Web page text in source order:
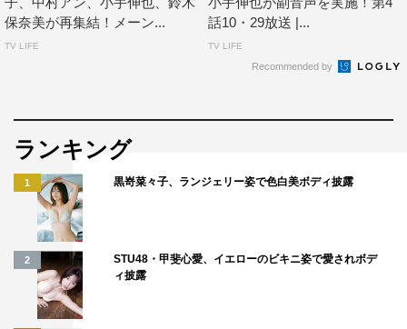
保奈美が再集結！メーン...
TV LIFE
話10・29放送 |...
TV LIFE
Recommended by
ランキング
1 黒嵜菜々子、ランジェリー姿で色白美ボディ披露
2
STU48・甲斐心愛、イエローのビキニ姿で愛されボデ
ィ披露